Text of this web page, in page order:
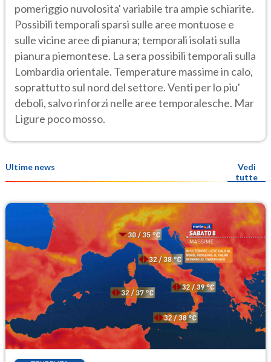
pomeriggio nuvolosita' variabile tra ampie schiarite.
Possibili temporali sparsi sulle aree montuose e
sulle vicine aree di pianura; temporali isolati sulla
pianura piemontese. La sera possibili temporali sulla
Lombardia orientale. Temperature massime in calo,
soprattutto sul nord del settore. Venti per lo piu'
deboli, salvo rinforzi nelle aree temporalesche. Mar
Ligure poco mosso.
Ultime news
Vedi
tutte